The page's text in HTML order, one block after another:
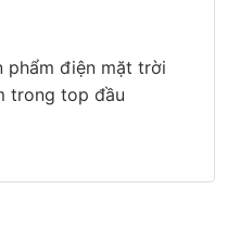
phẩm điện mặt trời
trong top đầu